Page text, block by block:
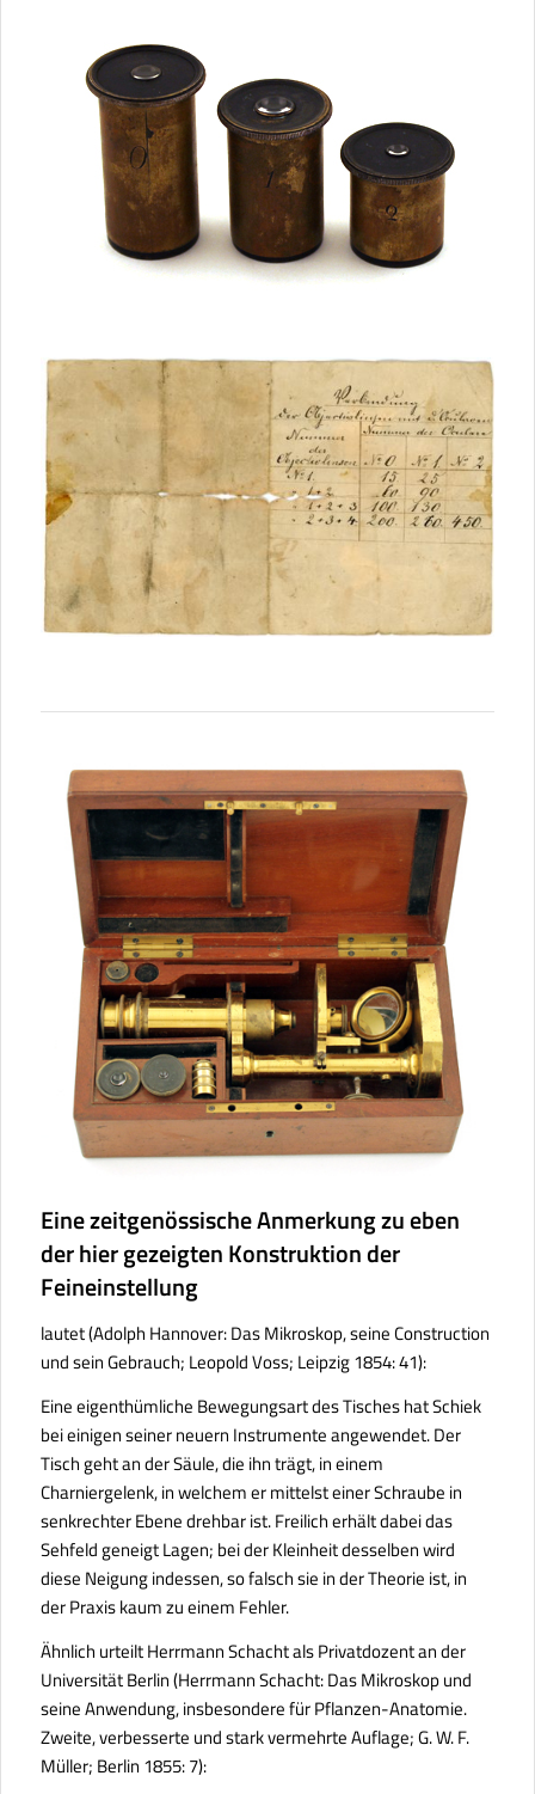
Eine zeitgenössische Anmerkung zu eben
der hier gezeigten Konstruktion der
Feineinstellung
lautet (Adolph Hannover:Das Mikroskop, seine Construction
und sein Gebrauch; Leopold Voss; Leipzig 1854: 41):
Eine eigenthümliche Bewegungsart des Tisches hat Schiek
bei einigen seiner neuern Instrumente angewendet. Der
Tisch geht an der Säule, die ihn trägt, in einem
Charniergelenk, in welchem er mittelst einer Schraube in
senkrechter Ebene drehbar ist. Freilich erhält dabei das
Sehfeld geneigt Lagen; bei der Kleinheit desselben wird
diese Neigung indessen, so falsch sie in der Theorie ist, in
der Praxis kaum zu einem Fehler.
Ähnlich urteilt Herrmann Schacht als Privatdozent an der
Universität Berlin (Herrmann Schacht:Das Mikroskop und
seine Anwendung, insbesondere für Pflanzen-Anatomie.
Zweite, verbesserte und stark vermehrte Auflage; G. W. F.
Müller; Berlin 1855: 7):